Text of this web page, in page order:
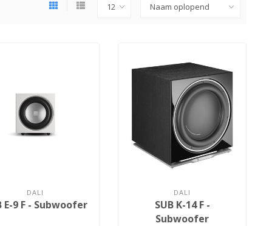
DALI
E-9 F - Subwoofer
DALI
SUB K-14 F -
Subwoofer